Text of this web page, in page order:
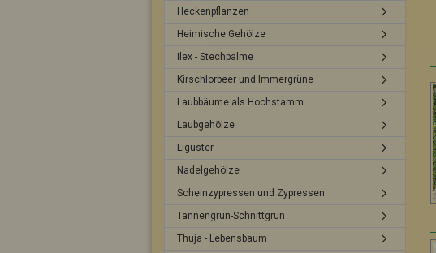
Heckenpflanzen
Heimische Gehölze
Ilex - Stechpalme
Kirschlorbeer und Immergrüne
Laubbäume als Hochstamm
Laubgehölze
Liguster
Nadelgehölze
Scheinzypressen und Zypressen
Tannengrün-Schnittgrün
Thuja - Lebensbaum